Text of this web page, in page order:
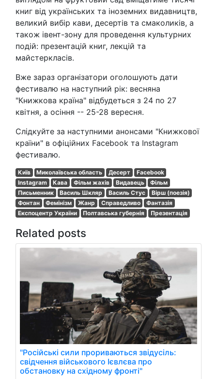
книг від українських та іноземних видавництв,
великий вибір кави, десертів та смаколиків, а
також івент-зону для проведення культурних
подій: презентацій книг, лекцій та
майстеркласів.
Вже зараз організатори оголошують дати
фестивалю на наступний рік: весняна
"Книжкова країна" відбудеться з 24 по 27
квітня, а осіння -- 25-28 вересня.
Слідкуйте за наступними анонсами "Книжкової
країни" в офіційних Facebook та Instagram
фестивалю.
Київ Миколаївська область Десерт
Facebook
Instagram
Кава Фільм жахів Видавець
Фільм
Письменник
Василь Шкляр Василь Стус
Вірш (поезія)
Фонтан
Фемінізм Жанр Справедливо
Фантазія
Експоцентр України
Полтавська губернія Презентація
Related posts
"Російські сили прориваються звідусіль:
свідчення військового Ієвлєва про
обстановку на східному фронті"